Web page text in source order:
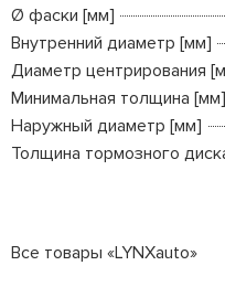
Ø фаски [мм]
Внутренний диаметр [мм]
Диаметр центрирования
Минимальная толщина [мм]
Наружный диаметр [мм]
Толщина тормозного
Все товары «LYNXauto»